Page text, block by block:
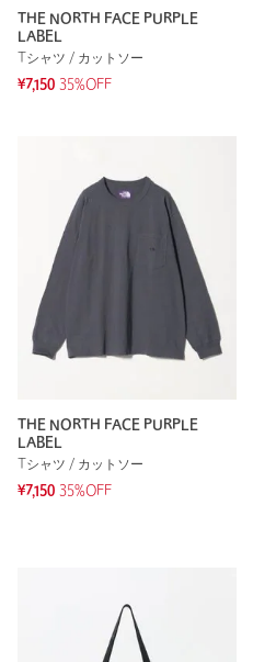
THE NORTH FACE PURPLE
LABEL
Tシャツ / カットソー
¥7,150 35%OFF
THE NORTH FACE PURPLE
LABEL
Tシャツ / カットソー
¥7,150 35%OFF